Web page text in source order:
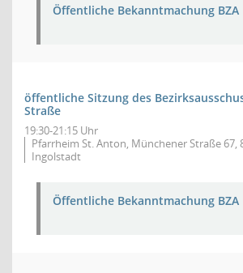
Öffentliche Bekanntmachung BZA
öffentliche Sitzung des
Straße
19:30-21:15 Uhr
Pfarrheim St. Anton, Münchener Straße 67,
Ingolstadt
Öffentliche Bekanntmachung BZA